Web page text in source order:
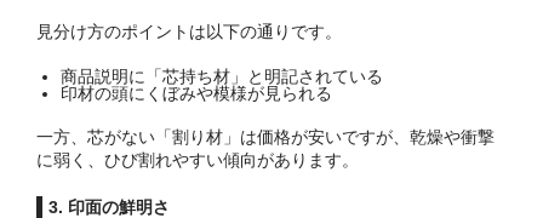
見分け方のポイントは以下の通りです。
商品説明に「芯持ち材」と明記されている
印材の頭にくぼみや模様が見られる
一方、芯がない「割り材」は価格が安いですが、乾燥や衝撃
に弱く、ひび割れやすい傾向があります。
3. 印面の鮮明さ